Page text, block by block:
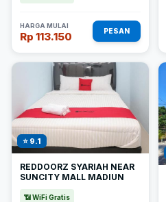
HARGA MULAI
Rp 113.150 PESAN
⭐ 9.1
REDDOORZ SYARIAH NEAR
SUNCITY MALL MADIUN
📶 WiFi Gratis